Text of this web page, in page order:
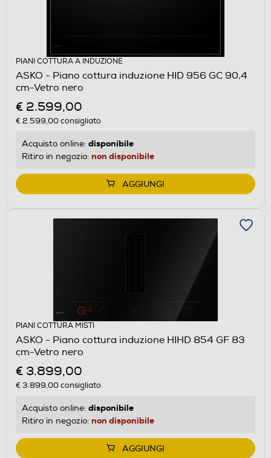
PIANI COTTURA A INDUZIONE
ASKO - Piano cottura induzione HID 956 GC 90,4
cm-Vetro nero
€ 2.599,00
€ 2.599,00consigliato
Acquisto online: disponibile
Ritiro in negozio: non disponibile
AGGIUNGI
PIANI COTTURA MISTI
ASKO - Piano cottura induzione HIHD 854 GF 83
cm-Vetro nero
€ 3.899,00
€ 3.899,00consigliato
Acquisto online: disponibile
Ritiro in negozio: non disponibile
AGGIUNGI